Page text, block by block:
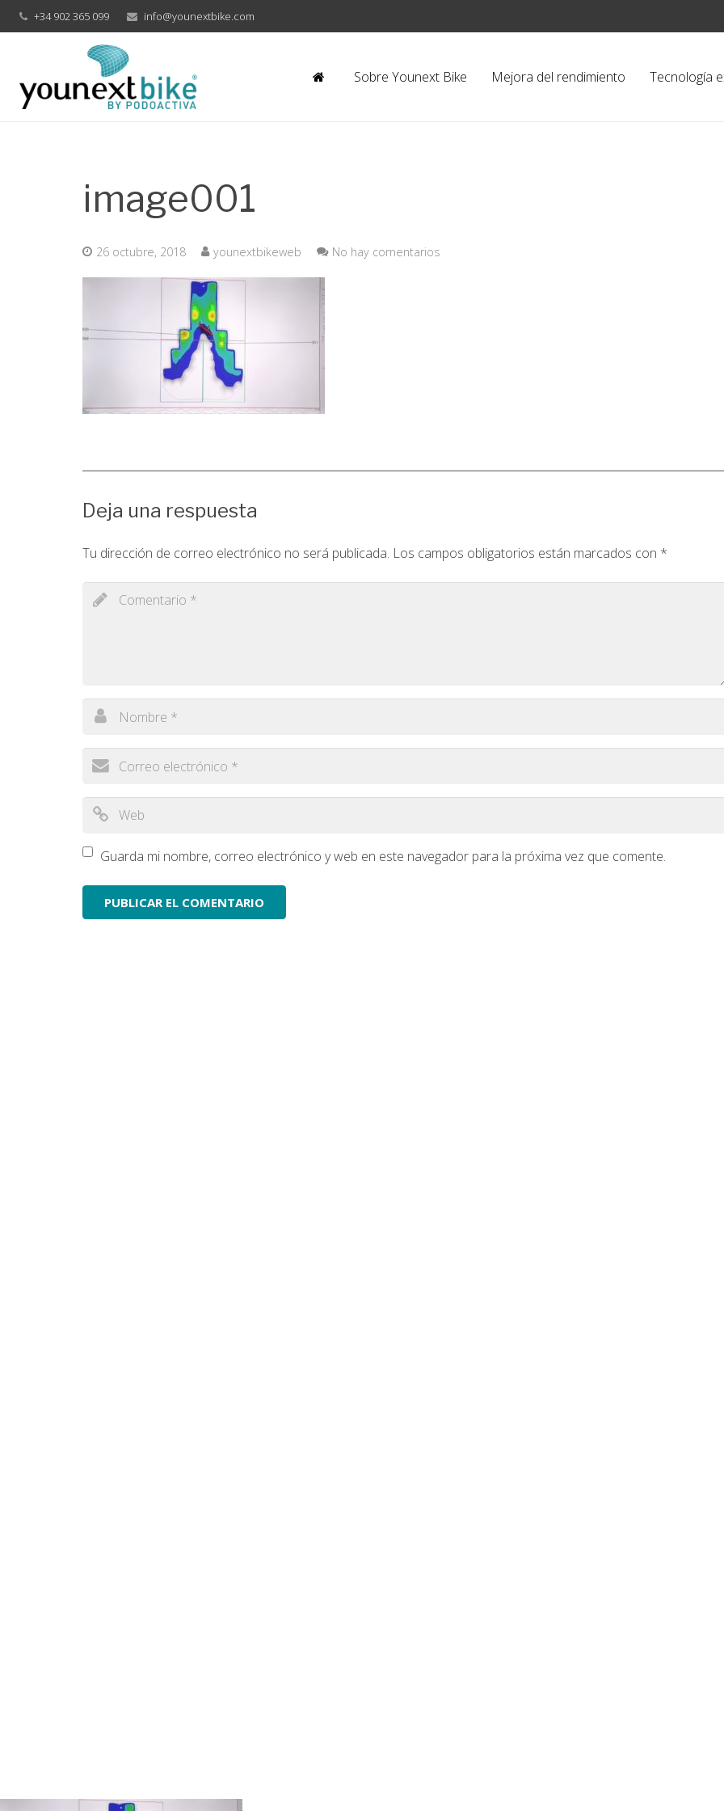
+34 902 365 099 info@younextbike.com
Sobre Younext Bike Mejora del rendimiento Tecnología
image001
26 octubre, 2018 younextbikeweb No hay comentarios
Deja una respuesta
Tu dirección de correo electrónico no será publicada. Los campos obligatorios están marcados con *
Guarda mi nombre, correo electrónico y web en este navegador para la próxima vez que comente.